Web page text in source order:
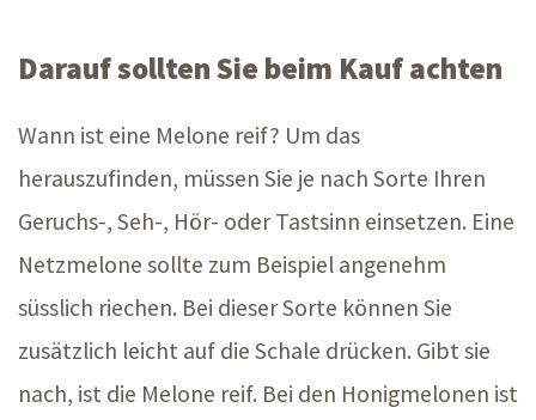
Darauf sollten Sie beim Kauf achten
Wann ist eine Melone reif? Um das
herauszufinden, müssen Sie je nach Sorte Ihren
Geruchs-, Seh-, Hör- oder Tastsinn einsetzen. Eine
Netzmelone sollte zum Beispiel angenehm
süsslich riechen. Bei dieser Sorte können Sie
zusätzlich leicht auf die Schale drücken. Gibt sie
nach, ist die Melone reif. Bei den Honigmelonen ist